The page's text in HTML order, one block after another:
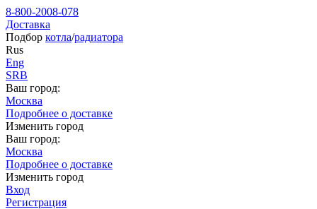
8-800-2008-078
Доставка
Подбор котла/радиатора
Rus
Eng
SRB
Ваш город:
Москва
Подробнее о доставке
Изменить город
Ваш город:
Москва
Подробнее о доставке
Изменить город
Вход
Регистрация